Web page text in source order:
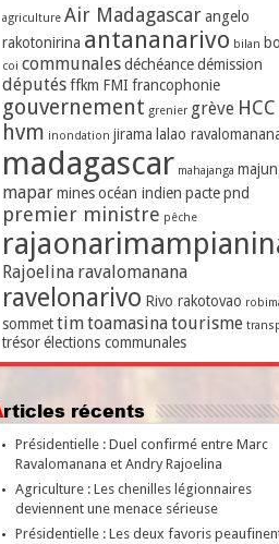
agriculture Air Madagascar angelo
rakotonirina antananarivo bilan
coi communales déchéance démission
députés ffkm FMI francophonie
gouvernement grenier grève HCC
hvm inondation jirama lalao
madagascar mahajanga
mapar mines océan indien pacte pnd
premier ministre pêche
Rajoelina ravalomanana
ravelonarivo Rivo rakotovao
sommet timtoamasinatourisme
trésor élections communales
Articles récents
Présidentielle : Duel confirmé entre Marc
Ravalomanana et Andry Rajoelina
Agriculture : Les chenilles légionnaires
deviennent une menace sérieuse
Présidentielle : Les deux favoris